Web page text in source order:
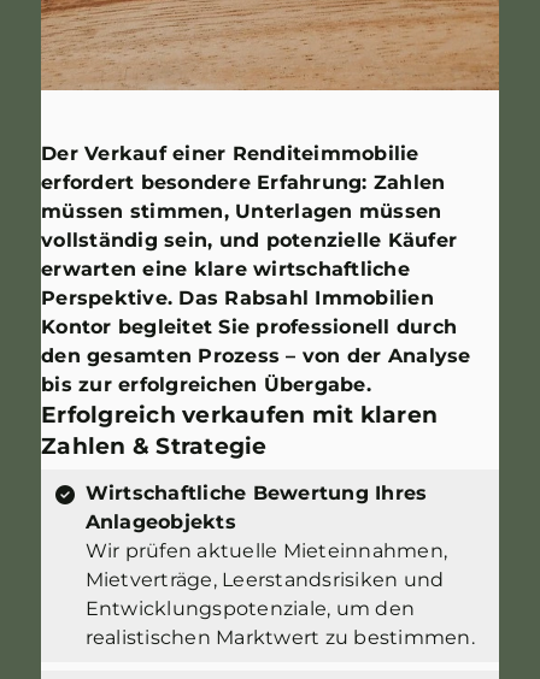
Der Verkauf einer Renditeimmobilie
erfordert besondere Erfahrung: Zahlen
müssen stimmen, Unterlagen müssen
vollständig sein, und potenzielle Käufer
erwarten eine klare wirtschaftliche
Perspektive. Das Rabsahl Immobilien
Kontor begleitet Sie professionell durch
den gesamten Prozess – von der Analyse
bis zur erfolgreichen Übergabe.
Erfolgreich verkaufen mit klaren
Zahlen & Strategie
Wirtschaftliche Bewertung Ihres
Anlageobjekts
Wir prüfen aktuelle Mieteinnahmen,
Mietverträge, Leerstandsrisiken und
Entwicklungspotenziale, um den
realistischen Marktwert zu bestimmen.